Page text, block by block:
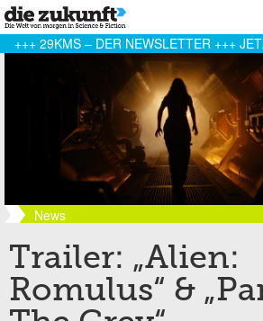
+++ 29KMS – DER NEWSLETTER +++
News
Trailer: „Alien:
Romulus“ &